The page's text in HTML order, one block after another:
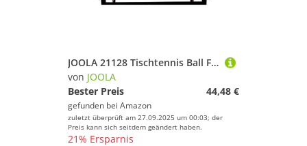
JOOLA 21128 Tischtennis Ball Fangnetz iPong TT Buddy für Tischtennis Roboter - Tischtennisball Auffangnetz für Ballmaschine, Schwarz
von JOOLA
Bester Preis
44,48 €
gefunden bei Amazon
zuletzt überprüft am 27.09.2025 um 00:03; der
Preis kann sich seitdem geändert haben.
21% Ersparnis